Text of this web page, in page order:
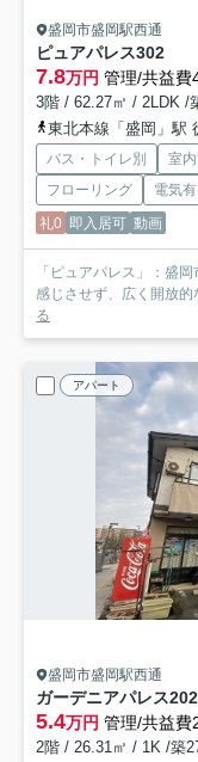
盛岡市盛岡駅西通
ピュアパレス302
7.8万円 管理/共益費
3階 / 62.27㎡ / 2LDK /
東北本線「盛岡」駅
バス・トイレ別 室
フローリング
電気有
礼0 即入居可 動画
「ピュアパレス」：盛
感じさせず、広く開放
る
アパート
盛岡市盛岡駅西通
ガーデニアパレス202
5.4万円 管理/共益費
2階 / 26.31㎡ / 1K /築